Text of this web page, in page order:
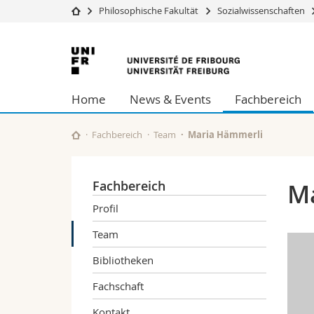
Universität
Studium
Forschung
Universität
Weiterbildung
Wirtschafts-
Philosophische
Fak. für
Philosophische Fakultät Sozialwissenschaften
Universität
Freiburg
Home News & Events Fachbereich
Fachbereich Team Maria Hämmerli
Fachbereich
Profil
Team
Bibliotheken
Fachschaft